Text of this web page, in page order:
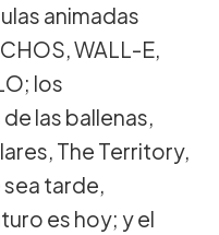
animadas
WALL-E,
los
las ballenas,
The Territory,
tarde,
es hoy; y el